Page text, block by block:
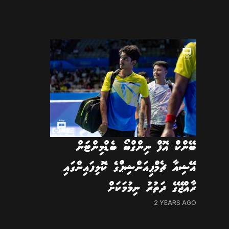
ބޭންކް އޮފް ނިންގްބޯ ބެޑްމިންޓަން
އޭޝިއާ ޗެމްޕިއަންޝިޕްގެ ކޮލިފައިންގައި
ރާއްޖޭގެ ދަތުރު ނިމުމަކަށް
2 YEARS AGO